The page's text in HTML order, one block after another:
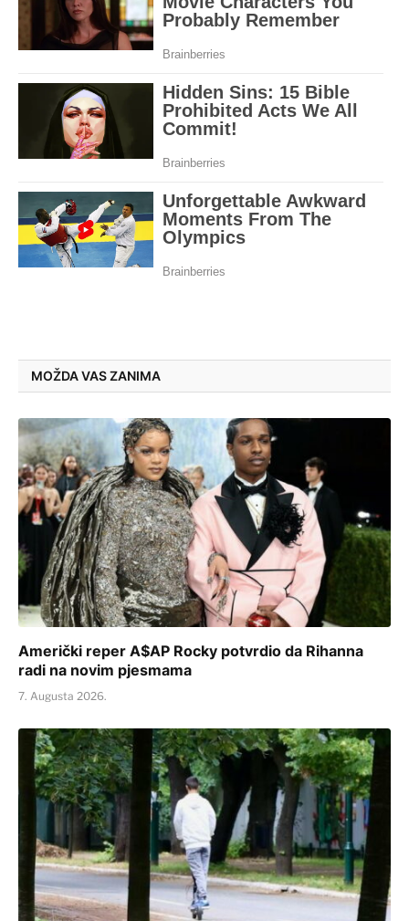
MOŽDA VAS ZANIMA
Američki reper A$AP Rocky potvrdio da Rihanna
radi na novim pjesmama
7. Augusta 2026.